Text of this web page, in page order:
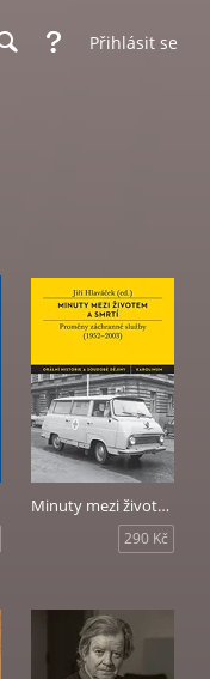
Přihlásit se
Minuty mezi životem a smrtí
290 Kč